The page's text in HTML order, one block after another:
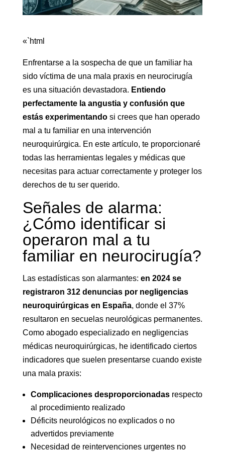
«`html
Enfrentarse a la sospecha de que un familiar ha
sido víctima de una mala praxis en neurocirugía
es una situación devastadora. Entiendo
perfectamente la angustia y confusión que
estás experimentandosi crees que han operado
mal a tu familiar en una intervención
neuroquirúrgica. En este artículo, te proporcionaré
todas las herramientas legales y médicas que
necesitas para actuar correctamente y proteger los
derechos de tu ser querido.
Señales de alarma:
¿Cómo identificar si
operaron mal a tu
familiar en neurocirugía?
Las estadísticas son alarmantes: en 2024 se
registraron 312 denuncias por negligencias
neuroquirúrgicas en España, donde el 37%
resultaron en secuelas neurológicas permanentes.
Como abogado especializado en negligencias
médicas neuroquirúrgicas, he identificado ciertos
indicadores que suelen presentarse cuando existe
una mala praxis:
Complicaciones desproporcionadasrespecto
al procedimiento realizado
Déficits neurológicos no explicados o no
advertidos previamente
Necesidad de reintervenciones urgentes no